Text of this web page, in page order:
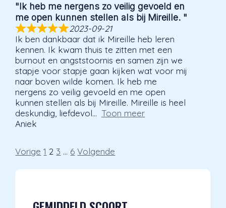
"Ik heb me nergens zo veilig gevoeld en
me open kunnen stellen als bij Mireille. "
2023-09-21
Ik ben dankbaar dat ik Mireille heb leren
kennen. Ik kwam thuis te zitten met een
burnout en angststoornis en samen zijn we
stapje voor stapje gaan kijken wat voor mij
naar boven wilde komen. Ik heb me
nergens zo veilig gevoeld en me open
kunnen stellen als bij Mireille. Mireille is heel
deskundig, liefdevol
Toon meer
Aniek
Site
beoordelingen
Vorige Pagina
1 Pagina
2 Pagina
3 … Pagina
6 Volgende